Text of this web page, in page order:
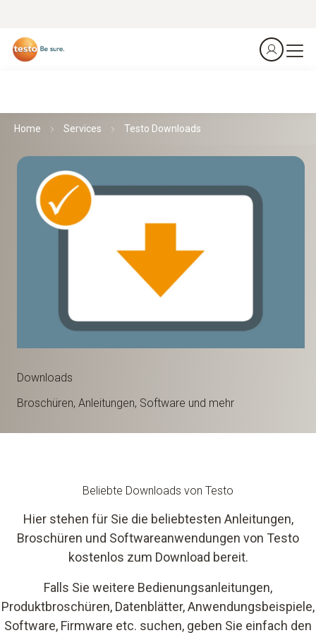
Home Services Testo Downloads
Downloads
Broschüren, Anleitungen, Software und mehr
Beliebte Downloads von Testo
Hier stehen für Sie die beliebtesten Anleitungen,
Broschüren und Softwareanwendungen von Testo
kostenlos zum Download bereit.
Falls Sie weitere Bedienungsanleitungen,
Produktbroschüren, Datenblätter, Anwendungsbeispiele,
Software, Firmware etc. suchen, geben Sie einfach den